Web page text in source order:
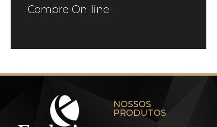
Compre On-line
NOSSOS
PRODUTOS